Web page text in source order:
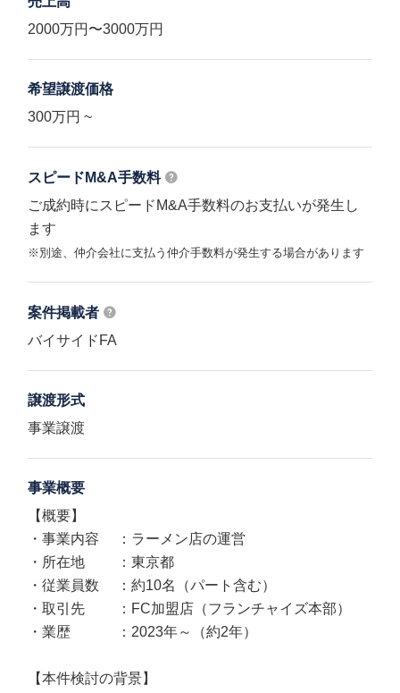
2000万円〜3000万円
希望譲渡価格
300万円 ~
スピードM&A手数料
ご成約時にスピードM&A手数料のお支払いが発生し
ます
※別途、仲介会社に支払う仲介手数料が発生する場合があります
案件掲載者
バイサイドFA
譲渡形式
事業譲渡
事業概要
【概要】
・事業内容 ：ラーメン店の運営
・所在地 ：東京都
・従業員数 ：約10名（パート含む）
・取引先 ：FC加盟店（フランチャイズ本部）
・業歴 ：2023年～（約2年）
【本件検討の背景】